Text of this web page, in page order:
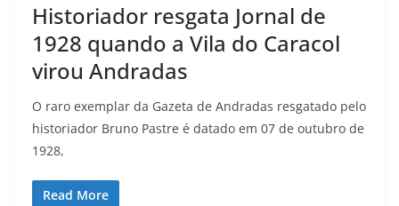
Historiador resgata Jornal de
1928 quando a Vila do Caracol
virou Andradas
O raro exemplar da Gazeta de Andradas resgatado pelo
historiador Bruno Pastre é datado em 07 de outubro de
1928,
Read More